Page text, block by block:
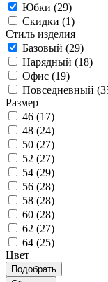
Юбки (29)
Скидки (1)
Стиль изделия
Базовый (29)
Нарядный (18)
Офис (19)
Повседневный (
Размер
46 (17)
48 (24)
50 (27)
52 (27)
54 (29)
56 (28)
58 (28)
60 (28)
62 (27)
64 (25)
Цвет